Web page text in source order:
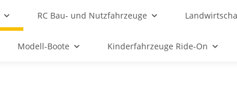
RC Bau- und Nutzfahrzeuge
Modell-Boote Kinderfahrzeuge Ride-On